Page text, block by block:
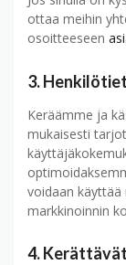
ottaa meihin
osoitteeseen
3.
Keräämme ja
mukaisesti
voidaan
markkinoinnin
4.